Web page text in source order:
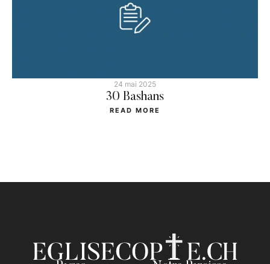
24 mai 2025
30 Bashans
READ MORE